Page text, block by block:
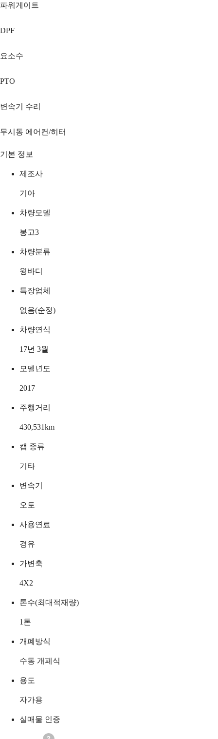
파워게이트
DPF
요소수
PTO
변속기 수리
무시동 에어컨/히터
기본 정보
제조사
기아
차량모델
봉고3
차량분류
윙바디
특장업체
없음(순정)
차량연식
17년 3월
모델년도
2017
주행거리
430,531km
캡 종류
기타
변속기
오토
사용연료
경유
가변축
4X2
톤수(최대적재량)
1 톤
개폐방식
수동 개폐식
용도
자가용
실매물 인증